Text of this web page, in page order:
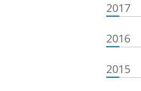
2017
2016
2015